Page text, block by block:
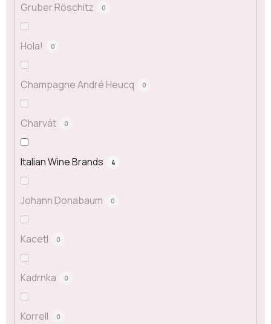
Gruber Röschitz 0
Hola! 0
Champagne André Heucq 0
Charvát 0
Italian Wine Brands 4
Johann Donabaum 0
Kacetl 0
Kadrnka 0
Korrell 0